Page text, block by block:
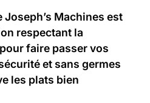
Joseph’s Machines est
respectant la
faire passer vos
et sans germes
les plats bien